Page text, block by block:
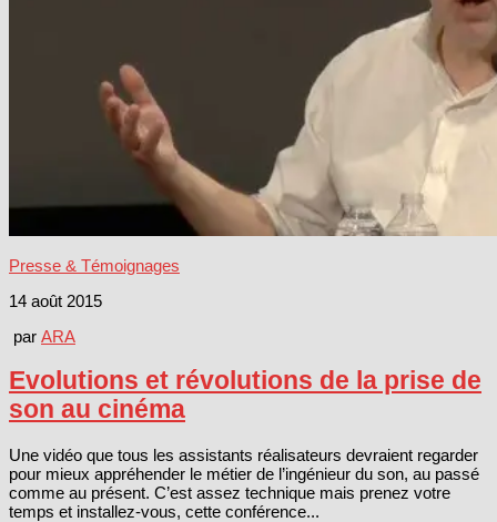
Presse & Témoignages
14 août 2015
par ARA
Evolutions et révolutions de la prise de
son au cinéma
Une vidéo que tous les assistants réalisateurs devraient regarder
pour mieux appréhender le métier de l’ingénieur du son, au passé
comme au présent. C’est assez technique mais prenez votre
temps et installez-vous, cette conférence...